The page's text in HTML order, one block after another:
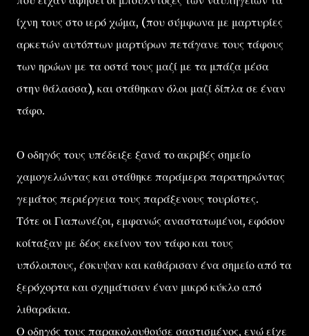
ίχνη τους στο ιερό χώμα, (που σύμφωνα με μαρτυρίες
αρκετών αυτόπτων μαρτύρων πετάγανε τους τάφους
των ηρώων με τα οστά τους μαζί με τα μπάζα μέσα
στην θάλασσα), και στάθηκαν όλοι μαζί δίπλα σε έναν
τάφο.
Ο οδηγός τους υπέδειξε ξανά το ακριβές σημείο
χαμογελώντας και στάθηκε παράμερα παρατηρώντας
γεμάτος περιέργεια τους παράξενους τουρίστες.
Τότε οι Γιαπωνέζοι, εμφανώς αναστατωμένοι, εφόσον
κοίταξαν με δέος εκείνον τον τάφο και τους
υπόλοιπους, έσκυψαν και καθάρισαν ένα σημείο από τα
ξερόχορτα και σχημάτισαν έναν μικρό κύκλο από
λιθαράκια.
Ο οδηγός τους παρακολουθούσε σαστισμένος, ενώ είχε